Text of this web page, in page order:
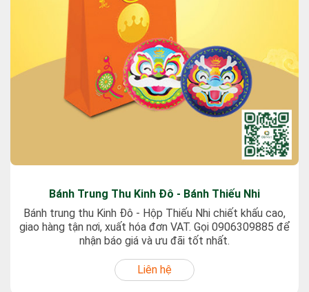
Bánh Trung Thu Kinh Đô - Bánh Thiếu Nhi
Bánh trung thu Kinh Đô - Hộp Thiếu Nhi chiết khấu cao,
giao hàng tận nơi, xuất hóa đơn VAT. Gọi 0906309885 để
nhận báo giá và ưu đãi tốt nhất.
Liên hệ